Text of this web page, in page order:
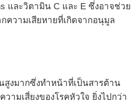
และวิตามิน C และ E ซึ่งอาจช่วย
ความเสียหายที่เกิดจากอนุมูล
สูงมากซึ่งทำหน้าที่เป็นสารต้าน
ามเสี่ยงของโรคหัวใจ ยิ่งไปกว่า